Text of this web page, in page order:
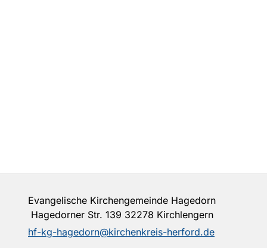
Evangelische Kirchengemeinde Hagedorn
Hagedorner Str. 139 32278 Kirchlengern
hf-kg-hagedorn@kirchenkreis-herford.de